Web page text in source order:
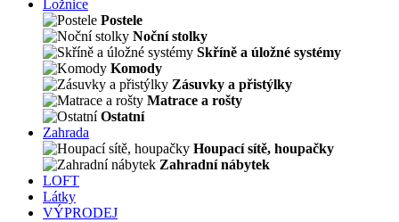
Ložnice
Postele
Noční stolky
Skříně a úložné systémy
Komody
Zásuvky a přistýlky
Matrace a rošty
Ostatní
Zahrada
Houpací sítě, houpačky
Zahradní nábytek
LOFT
Látky
VÝPRODEJ